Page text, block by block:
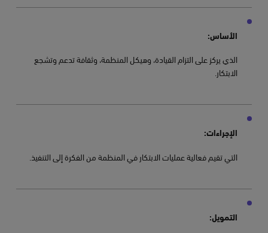
الأساس:
الذي يركز على التزام القيادة، وهيكل المنظمة، وثقافة تدعم وتشجع
الابتكار.
الإجراءات:
التي تقيم فعالية عمليات الابتكار في المنظمة من الفكرة إلى التنفيذ.
التمويل: